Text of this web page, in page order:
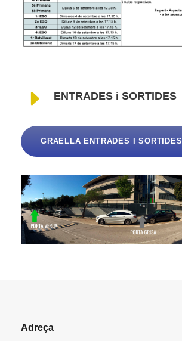
ENTRADES i SORTIDES
GRAELLA ENTRADES I SORTIDES
Adreça